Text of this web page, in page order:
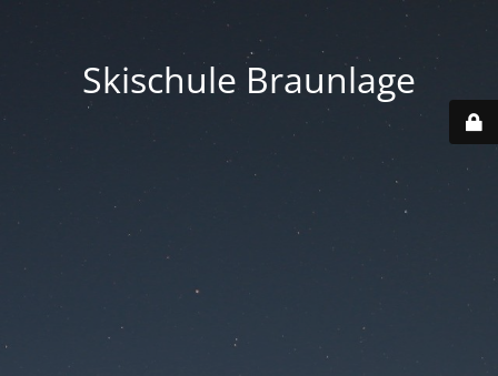
Skischule Braunlage